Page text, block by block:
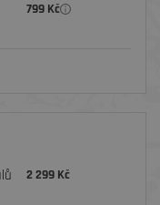
799 Kč
2 299 Kč